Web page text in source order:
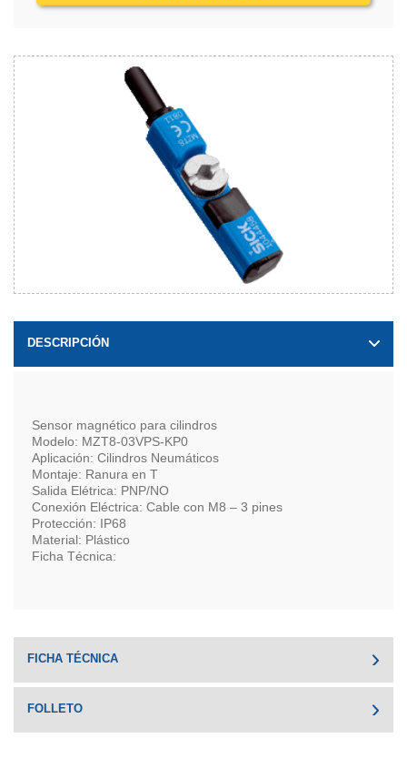
DESCRIPCIÓN
Sensor magnético para cilindros
Modelo: MZT8-03VPS-KP0
Aplicación: Cilindros Neumáticos
Montaje: Ranura en T
Salida Elétrica: PNP/NO
Conexión Eléctrica: Cable con M8 – 3 pines
Protección: IP68
Material: Plástico
Ficha Técnica:
FICHA TÉCNICA
FOLLETO